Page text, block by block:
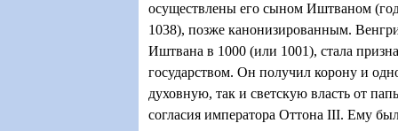
осуществлены его сыном Иштваном
1038), позже канонизированным.
Иштвана в 1000 (или 1001), стала
государством. Он получил корону и
духовную, так и светскую власть от
согласия императора Оттона III. Ему